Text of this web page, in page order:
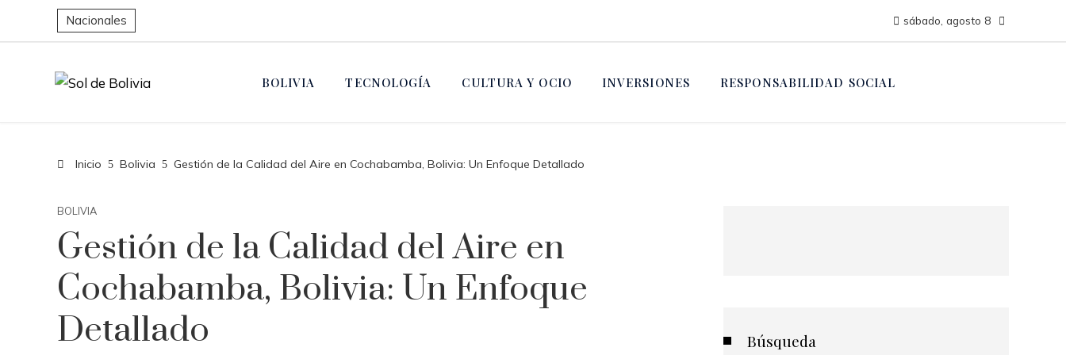
Nacionales sábado, agosto 8
BOLIVIA TECNOLOGÍA CULTURA Y OCIO INVERSIONES RESPONSABILIDAD SOCIAL
Inicio Bolivia Gestión de la Calidad del Aire en Cochabamba, Bolivia: Un Enfoque Detallado
BOLIVIA
Gestión de la Calidad del Aire en
Cochabamba, Bolivia: Un Enfoque
Detallado
Búsqueda